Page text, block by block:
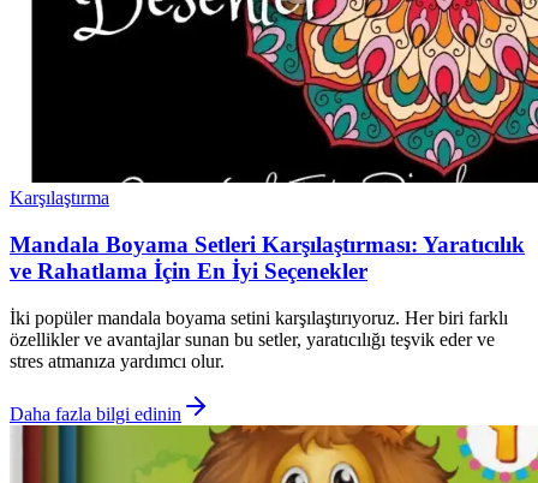
Karşılaştırma
Mandala Boyama Setleri Karşılaştırması: Yaratıcılık
ve Rahatlama İçin En İyi Seçenekler
İki popüler mandala boyama setini karşılaştırıyoruz. Her biri farklı
özellikler ve avantajlar sunan bu setler, yaratıcılığı teşvik eder ve
stres atmanıza yardımcı olur.
Daha fazla bilgi edinin